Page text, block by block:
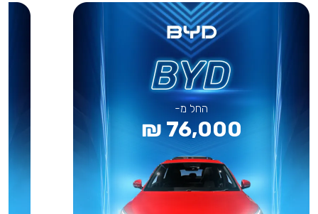
החל מ-
76,000 ₪